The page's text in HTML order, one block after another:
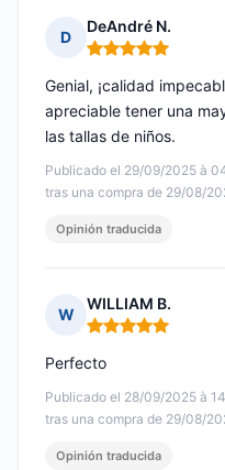
D
DeAndré N.
Nota: 5 de 5
Publicado el 29/09/2025 à
tras una compra de 29/08/
Genial, ¡calidad
apreciable tener una
las tallas de niños.
Opinión traducida
W
WILLIAM B.
Nota: 5 de 5
Publicado el 28/09/2025 à
tras una compra de 29/08/
Perfecto
Opinión traducida